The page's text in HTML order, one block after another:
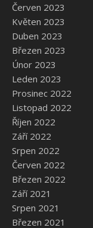
Červen 2023
Květen 2023
Duben 2023
Březen 2023
Únor 2023
Leden 2023
Prosinec 2022
Listopad 2022
Říjen 2022
Září 2022
Srpen 2022
Červen 2022
Březen 2022
Září 2021
Srpen 2021
Březen 2021